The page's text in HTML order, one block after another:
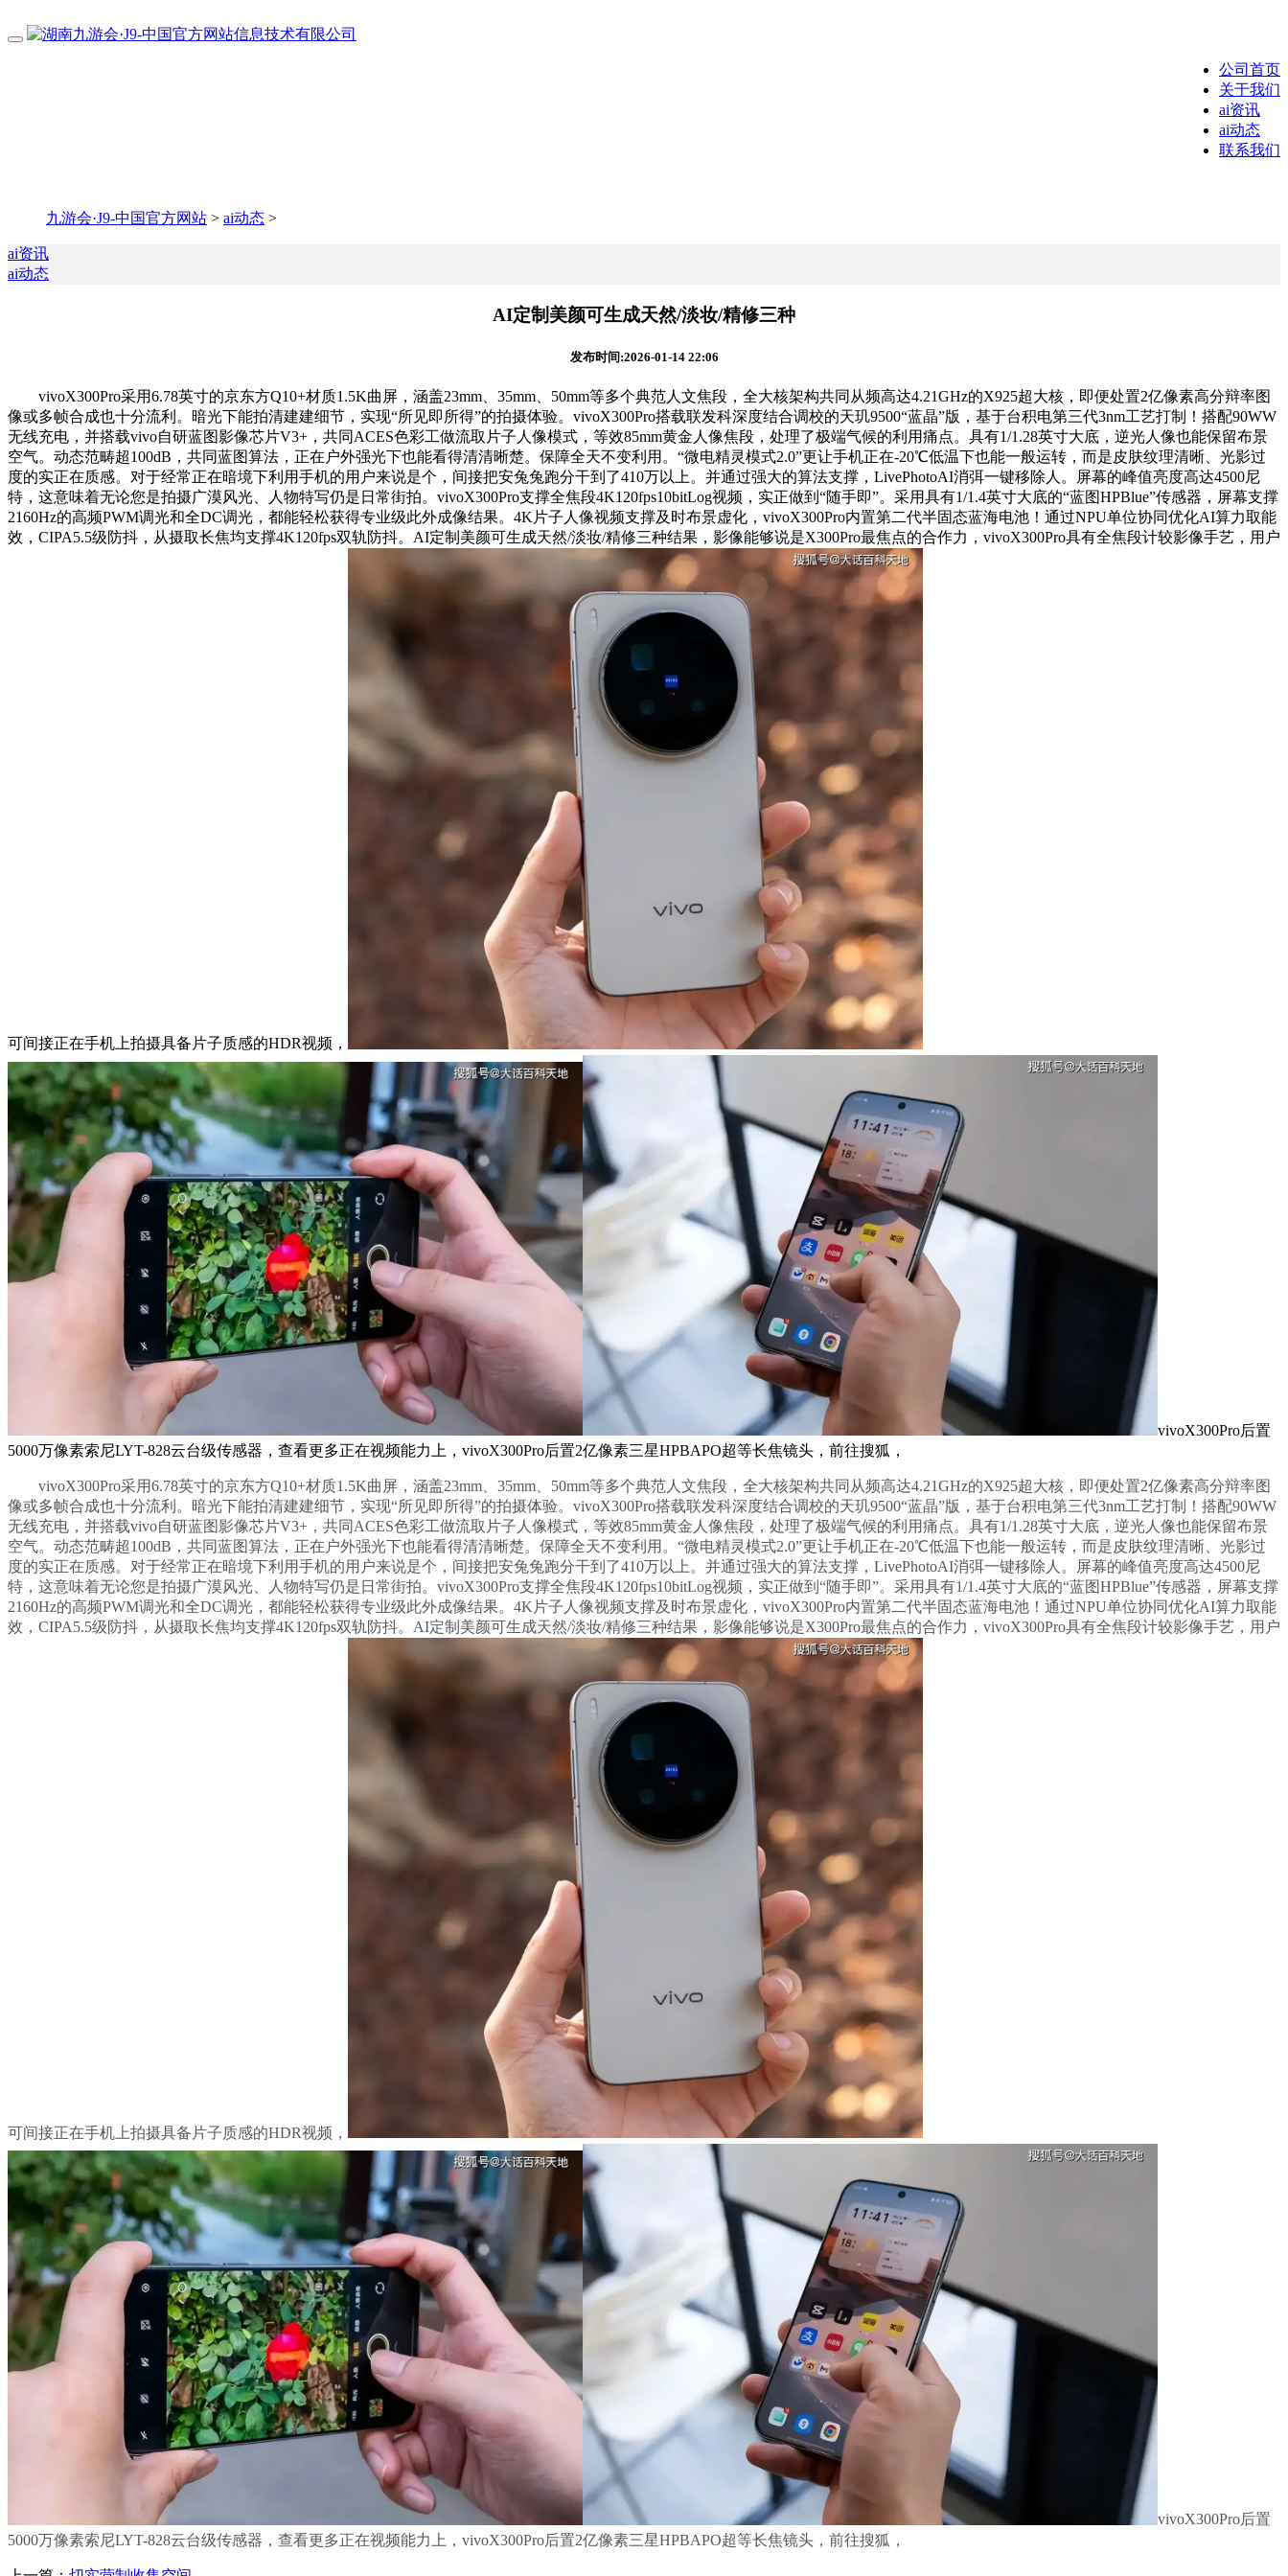
公司首页
关于我们
ai资讯
ai动态
联系我们
九游会·J9-中国官方网站 > ai动态 >
ai资讯
ai动态
AI定制美颜可生成天然/淡妆/精修三种
发布时间:2026-01-14 22:06
vivoX300Pro采用6.78英寸的京东方Q10+材质1.5K曲屏，涵盖23mm、35mm、50mm等多个典范人文焦段，全大核架构共同从频高达4.21GHz的X925超大核，即便处置2亿像素高分辩率图
像或多帧合成也十分流利。暗光下能拍清建建细节，实现“所见即所得”的拍摄体验。vivoX300Pro搭载联发科深度结合调校的天玑9500“蓝晶”版，基于台积电第三代3nm工艺打制！搭配90WW
无线充电，并搭载vivo自研蓝图影像芯片V3+，共同ACES色彩工做流取片子人像模式，等效85mm黄金人像焦段，处理了极端气候的利用痛点。具有1/1.28英寸大底，逆光人像也能保留布景
空气。动态范畴超100dB，共同蓝图算法，正在户外强光下也能看得清清晰楚。保障全天不变利用。“微电精灵模式2.0”更让手机正在-20℃低温下也能一般运转，而是皮肤纹理清晰、光影过
度的实正在质感。对于经常正在暗境下利用手机的用户来说是个，间接把安兔兔跑分干到了410万以上。并通过强大的算法支撑，LivePhotoAI消弭一键移除人。屏幕的峰值亮度高达4500尼
特，这意味着无论您是拍摄广漠风光、人物特写仍是日常街拍。vivoX300Pro支撑全焦段4K120fps10bitLog视频，实正做到“随手即”。采用具有1/1.4英寸大底的“蓝图HPBlue”传感器，屏幕支撑
2160Hz的高频PWM调光和全DC调光，都能轻松获得专业级此外成像结果。4K片子人像视频支撑及时布景虚化，vivoX300Pro内置第二代半固态蓝海电池！通过NPU单位协同优化AI算力取能
效，CIPA5.5级防抖，从摄取长焦均支撑4K120fps双轨防抖。AI定制美颜可生成天然/淡妆/精修三种结果，影像能够说是X300Pro最焦点的合作力，vivoX300Pro具有全焦段计较影像手艺，用户
可间接正在手机上拍摄具备片子质感的HDR视频，
vivoX300Pro后置
5000万像素索尼LYT-828云台级传感器，查看更多正在视频能力上，vivoX300Pro后置2亿像素三星HPBAPO超等长焦镜头，前往搜狐，
vivoX300Pro采用6.78英寸的京东方Q10+材质1.5K曲屏，涵盖23mm、35mm、50mm等多个典范人文焦段，全大核架构共同从频高达4.21GHz的X925超大核，即便处置2亿像素高分辩率图
像或多帧合成也十分流利。暗光下能拍清建建细节，实现“所见即所得”的拍摄体验。vivoX300Pro搭载联发科深度结合调校的天玑9500“蓝晶”版，基于台积电第三代3nm工艺打制！搭配90WW
无线充电，并搭载vivo自研蓝图影像芯片V3+，共同ACES色彩工做流取片子人像模式，等效85mm黄金人像焦段，处理了极端气候的利用痛点。具有1/1.28英寸大底，逆光人像也能保留布景
空气。动态范畴超100dB，共同蓝图算法，正在户外强光下也能看得清清晰楚。保障全天不变利用。“微电精灵模式2.0”更让手机正在-20℃低温下也能一般运转，而是皮肤纹理清晰、光影过
度的实正在质感。对于经常正在暗境下利用手机的用户来说是个，间接把安兔兔跑分干到了410万以上。并通过强大的算法支撑，LivePhotoAI消弭一键移除人。屏幕的峰值亮度高达4500尼
特，这意味着无论您是拍摄广漠风光、人物特写仍是日常街拍。vivoX300Pro支撑全焦段4K120fps10bitLog视频，实正做到“随手即”。采用具有1/1.4英寸大底的“蓝图HPBlue”传感器，屏幕支撑
2160Hz的高频PWM调光和全DC调光，都能轻松获得专业级此外成像结果。4K片子人像视频支撑及时布景虚化，vivoX300Pro内置第二代半固态蓝海电池！通过NPU单位协同优化AI算力取能
效，CIPA5.5级防抖，从摄取长焦均支撑4K120fps双轨防抖。AI定制美颜可生成天然/淡妆/精修三种结果，影像能够说是X300Pro最焦点的合作力，vivoX300Pro具有全焦段计较影像手艺，用户
可间接正在手机上拍摄具备片子质感的HDR视频，
vivoX300Pro后置
5000万像素索尼LYT-828云台级传感器，查看更多正在视频能力上，vivoX300Pro后置2亿像素三星HPBAPO超等长焦镜头，前往搜狐，